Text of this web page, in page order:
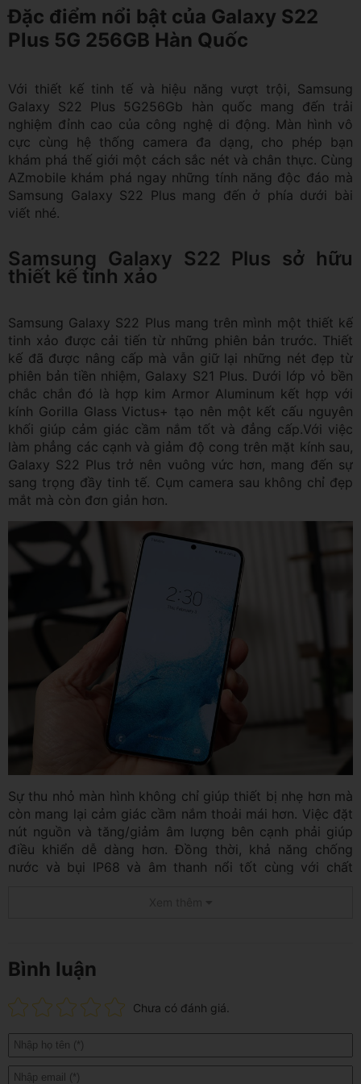
Đặc điểm nổi bật của Galaxy S22
Plus 5G 256GB Hàn Quốc
Với thiết kế tinh tế và hiệu năng vượt trội, Samsung
Galaxy S22 Plus 5G256Gb hàn quốc mang đến trải
nghiệm đỉnh cao của công nghệ di động. Màn hình vô
cực cùng hệ thống camera đa dạng, cho phép bạn
khám phá thế giới một cách sắc nét và chân thực. Cùng
AZmobile khám phá ngay những tính năng độc đáo mà
Samsung Galaxy S22 Plus mang đến ở phía dưới bài
viết nhé.
Samsung Galaxy S22 Plus sở hữu
thiết kế tinh xảo
Samsung Galaxy S22 Plus mang trên mình một thiết kế
tinh xảo được cải tiến từ những phiên bản trước. Thiết
kế đã được nâng cấp mà vẫn giữ lại những nét đẹp từ
phiên bản tiền nhiệm, Galaxy S21 Plus. Dưới lớp vỏ bền
chắc chắn đó là hợp kim Armor Aluminum kết hợp với
kính Gorilla Glass Victus+ tạo nên một kết cấu nguyên
khối giúp cảm giác cầm nắm tốt và đẳng cấp.Với việc
làm phẳng các cạnh và giảm độ cong trên mặt kính sau,
Galaxy S22 Plus trở nên vuông vức hơn, mang đến sự
sang trọng đầy tinh tế. Cụm camera sau không chỉ đẹp
mắt mà còn đơn giản hơn.
Sự thu nhỏ màn hình không chỉ giúp thiết bị nhẹ hơn mà
còn mang lại cảm giác cầm nắm thoải mái hơn. Việc đặt
nút nguồn và tăng/giảm âm lượng bên cạnh phải giúp
điều khiển dễ dàng hơn. Đồng thời, khả năng chống
nước và bụi IP68 và âm thanh nổi tốt cùng với chất
Màn hình hiển thị trên Samsung
Galaxy S22 Plus 5G
Màn hình trên Samsung Galaxy S22 Plus là một điểm
Bình luận
Chưa có đánh giá.